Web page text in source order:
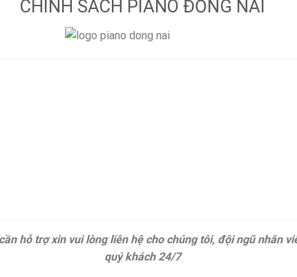
CHÍNH SÁCH PIANO ĐỒNG NAI
hỗ trợ xin vui lòng liên hệ cho chúng tôi, đội ngũ nhân
quý khách 24/7